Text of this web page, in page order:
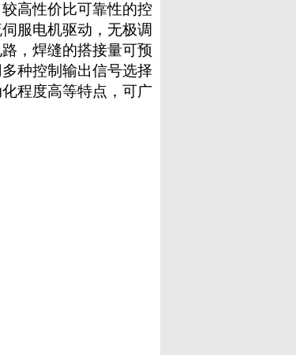
高性价比可靠性的控
服电机驱动，无极调
，焊缝的搭接量可预
种控制输出信号选择
程度高等特点，可广